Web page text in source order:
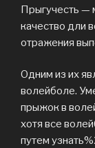
Прыгучесть —
качество дли
отражения
Одним из их
волейболе.
прыжок в
хотя все
путем